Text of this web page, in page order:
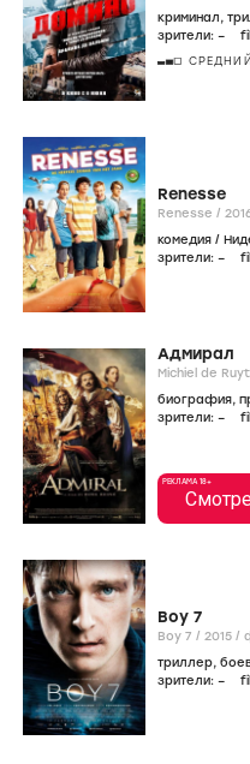
криминал,
зрители: –
Renesse
Renesse /
комедия /
зрители: –
Адмирал
биография,
зрители: –
РЕКЛАМА 18+
Boy 7
Boy 7 / 2015 /
триллер,
зрители: –